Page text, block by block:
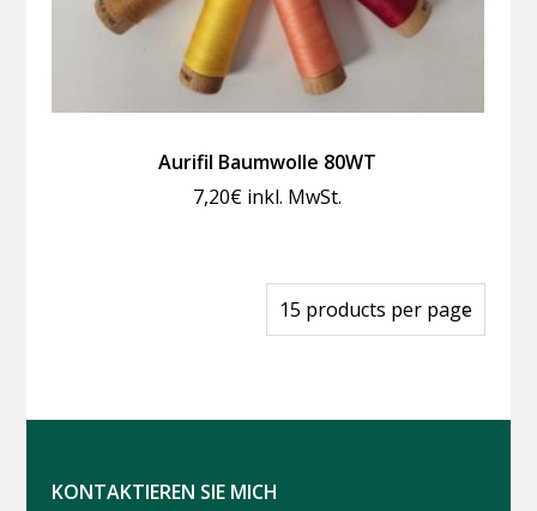
Aurifil Baumwolle 80WT
7,20€ inkl. MwSt.
KONTAKTIEREN SIE MICH